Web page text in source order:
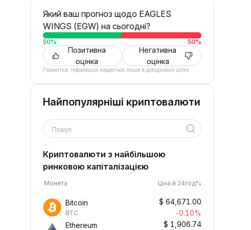
Який ваш прогноз щодо EAGLES
WINGS (EGW) на сьогодні?
50% 50%
Позитивна
оцінка
Негативна
оцінка
Примітка. Інформація надається лише в довідкових цілях.
Найпопулярніші криптовалюти
Пошук
Криптовалюти з найбільшою
ринковою капіталізацією
Монета Ціна й 24год%
Bitcoin
BTC
$ 64,671.00
-0.10%
Ethereum
$ 1,906.74